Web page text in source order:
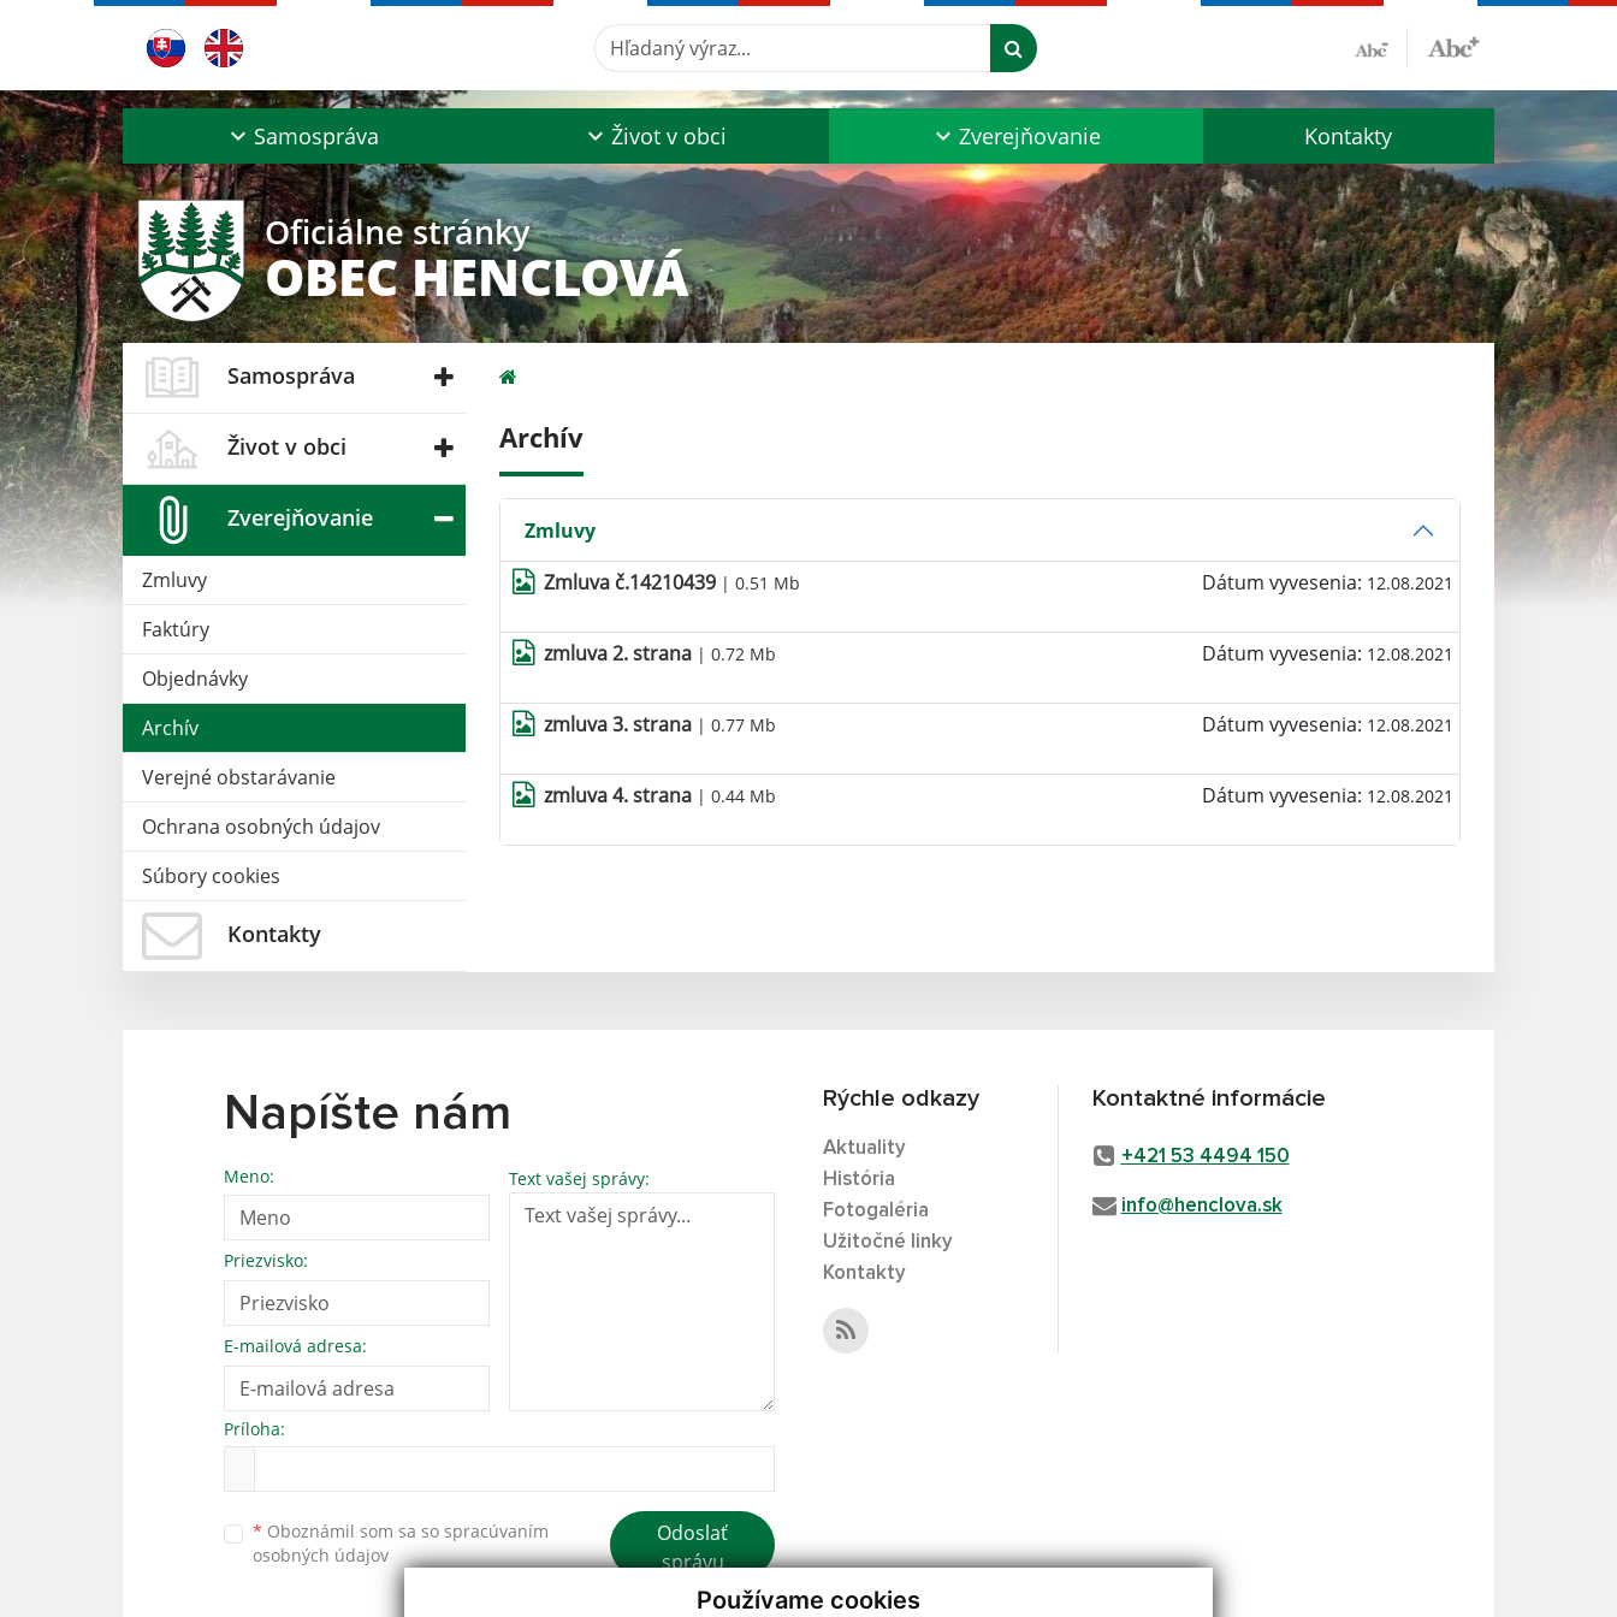
Používame cookies
Hľadaný výraz...
Samospráva Život v obci Zverejňovanie Kontakty
Oficiálne stránky
OBEC HENCLOVÁ
Samospráva
Život v obci
Zverejňovanie
Zmluvy
Faktúry
Objednávky
Archív
Verejné obstarávanie
Ochrana osobných údajov
Súbory cookies
Kontakty
Archív
Zmluvy
Zmluva č.14210439 | 0.51 Mb Dátum vyvesenia: 12.08.2021
zmluva 2. strana | 0.72 Mb Dátum vyvesenia: 12.08.2021
zmluva 3. strana | 0.77 Mb Dátum vyvesenia: 12.08.2021
zmluva 4. strana | 0.44 Mb Dátum vyvesenia: 12.08.2021
Napíšte nám
Meno:
Priezvisko:
E-mailová adresa:
Text vašej správy:
Príloha:
* Oboznámil som sa so spracúvaním
osobných údajov
Odoslať
správu
Rýchle odkazy
Aktuality
História
Fotogaléria
Užitočné linky
Kontakty
Kontaktné informácie
+421 53 4494 150
info@henclova.sk